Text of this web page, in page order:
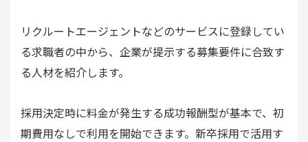
リクルートエージェントなどのサービスに登録してい
る求職者の中から、企業が提示する募集要件に合致す
る人材を紹介します。
採用決定時に料金が発生する成功報酬型が基本で、初
期費用なしで利用を開始できます。新卒採用で活用す